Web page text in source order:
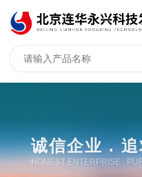
诚信企业 .
HONEST ENTERPRISE .